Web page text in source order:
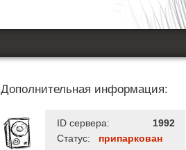
Дополнительная информация:
ID сервера:
1992
Статус:
припаркован